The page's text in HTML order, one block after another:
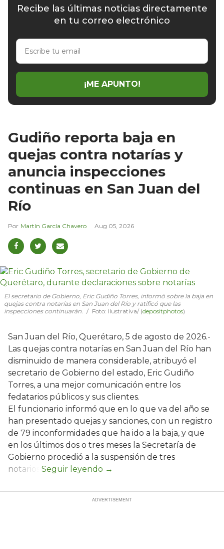
Recibe las últimas noticias directamente
en tu correo electrónico
Escribe
email
¡ME APUNTO!
Gudiño reporta baja en
quejas contra notarías y
anuncia inspecciones
continuas en San Juan del
Río
Martín García Chavero Aug 05, 2026
El secretario de Gobierno, Eric Gudiño Torres, informó sobre la baja en
quejas contra notarías en San Juan del Río y ratificó que las
inspecciones continuarán.
Foto: Ilustrativa/ (depositphotos)
San Juan del Río, Querétaro, 5 de agosto de 2026.-
Las quejas contra notarías en San Juan del Río han
disminuido de manera considerable, atribuyó el
secretario de Gobierno del estado, Eric Gudiño
Torres, a una mejor comunicación entre los
fedatarios públicos y sus clientes.
El funcionario informó que en lo que va del año se
han presentado quejas y sanciones, con un registro
de 79 inconformidades que ha ido a la baja, y que
en los últimos dos o tres meses la Secretaría de
Gobierno procedió a la suspensión de tres
notarios.